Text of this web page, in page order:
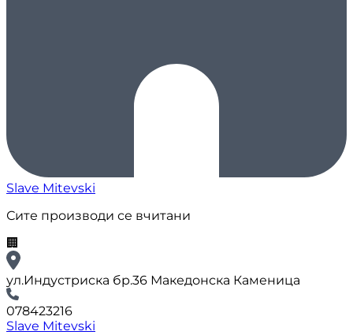
Slave Mitevski
Сите производи се вчитани
🏢
ул.Индустриска бр.36 Македонска Каменица
078423216
Slave Mitevski